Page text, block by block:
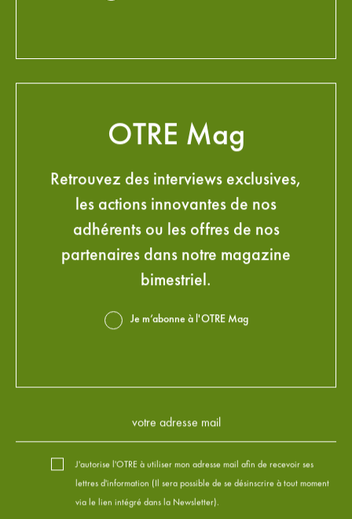
OTRE Mag
Retrouvez des interviews exclusives,
les actions innovantes de nos
adhérents ou les offres de nos
partenaires dans notre magazine
bimestriel.
Je m’abonne à l'OTRE Mag
J'autorise l'OTRE à utiliser mon adresse mail afin de recevoir ses
lettres d'information (Il sera possible de se désinscrire à tout moment
via le lien intégré dans la Newsletter).